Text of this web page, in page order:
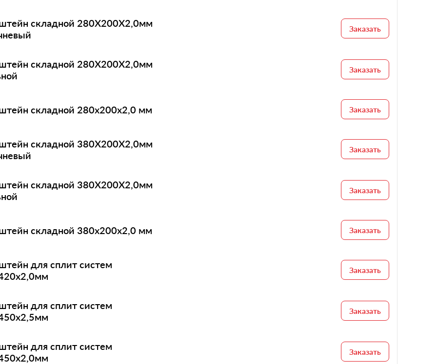
складной 280X200X2,0мм
Заказать
складной 280X200X2,0мм
Заказать
складной 280х200х2,0 мм Заказать
складной 380X200X2,0мм
Заказать
складной 380X200X2,0мм
Заказать
складной 380х200х2,0 мм Заказать
для сплит систем
Заказать
для сплит систем
Заказать
для сплит систем
Заказать